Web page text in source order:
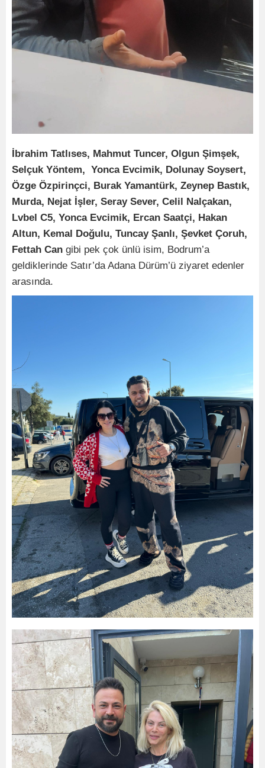
İbrahim Tatlıses, Mahmut Tuncer, Olgun Şimşek,
Selçuk Yöntem, Yonca Evcimik, Dolunay Soysert,
Özge Özpirinçci, Burak Yamantürk, Zeynep Bastık,
Murda, Nejat İşler, Seray Sever, Celil Nalçakan,
Lvbel C5, Yonca Evcimik, Ercan Saatçi, Hakan
Altun, Kemal Doğulu, Tuncay Şanlı, Şevket Çoruh,
Fettah Can gibi pek çok ünlü isim, Bodrum’a
geldiklerinde Satır’da Adana Dürüm’ü ziyaret edenler
arasında.